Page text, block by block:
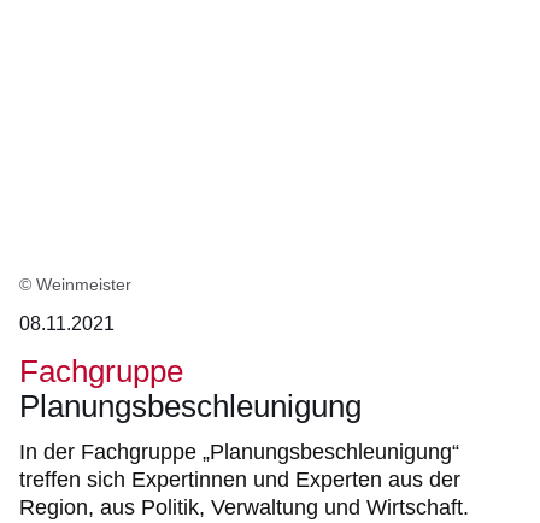
© Weinmeister
08.11.2021
Fachgruppe
Planungsbeschleunigung
In der Fachgruppe „Planungsbeschleunigung“
treffen sich Expertinnen und Experten aus der
Region, aus Politik, Verwaltung und Wirtschaft.